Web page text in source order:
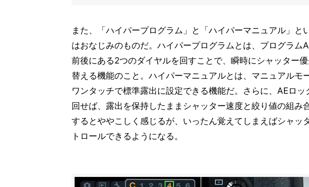
また、「ハイパープログラム」と「ハイパーマニュアル」と
はおなじみのものだ。ハイパープログラムとは、プログラム
前後にある2つのダイヤルを回すことで、瞬時にシャッター
替える機能のこと。ハイパーマニュアルとは、マニュアルモ
ワンタッチで標準露出に設定できる機能だ。さらに、AEロ
回せば、露出を保持したままシャッター速度と絞り値の組み
するとややこしく感じるが、いったん覚えてしまえばシャッ
トロールできるようになる。